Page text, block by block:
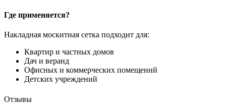
Где применяется?
Накладная москитная сетка подходит для:
Квартир и частных домов
Дач и веранд
Офисных и коммерческих помещений
Детских учреждений
Отзывы